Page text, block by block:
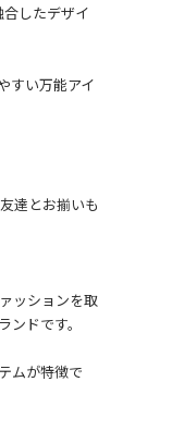
合したデザイ
すい万能アイ
達とお揃いも
ッションを取
ドです。
ムが特徴で